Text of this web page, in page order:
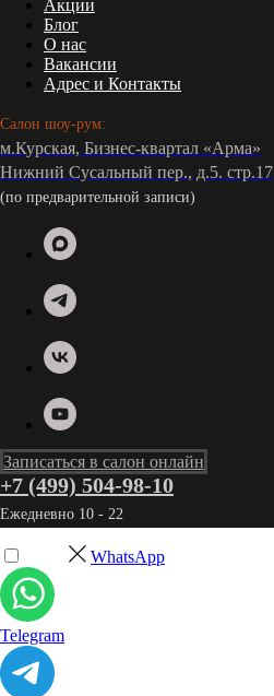
Акции
Блог
О нас
Вакансии
Адрес и Контакты
Салон шоу-рум:
м.Курская, Бизнес-квартал «Арма»
Нижний Сусальный пер., д.5. стр.17
(по предварительной записи)
Записаться в салон онлайн
+7 (499) 504-98-10
Ежедневно 10 - 22
WhatsApp
Telegram